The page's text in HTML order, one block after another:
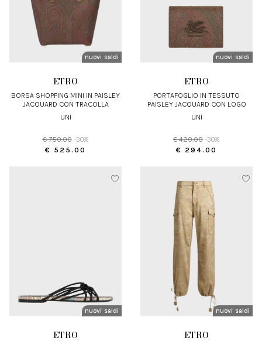
nuovi arrivi
saldi
ETRO
BORSA SHOPPING MINI IN PAISLEY
JACQUARD CON TRACOLLA
UNI
€ 750.00 -30%
€ 525.00
nuovi arrivi
saldi
ETRO
PORTAFOGLIO IN TESSUTO
PAISLEY JACQUARD CON LOGO
UNI
€ 420.00 -30%
€ 294.00
nuovi arrivi
saldi
ETRO
nuovi arrivi
saldi
ETRO